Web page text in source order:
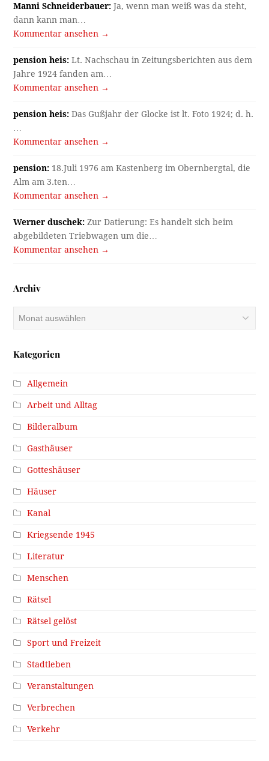
Manni Schneiderbauer: Ja, wenn man weiß was da steht,
dann kann man…
Kommentar ansehen →
pension heis: Lt. Nachschau in Zeitungsberichten aus dem
Jahre 1924 fanden am…
Kommentar ansehen →
pension heis: Das Gußjahr der Glocke ist lt. Foto 1924; d. h.
Kommentar ansehen →
pension: 18.Juli 1976 am Kastenberg im Obernbergtal, die
Alm am 3.ten…
Kommentar ansehen →
Werner duschek: Zur Datierung: Es handelt sich beim
abgebildeten Triebwagen um die…
Kommentar ansehen →
Archiv
Kategorien
Allgemein
Arbeit und Alltag
Bilderalbum
Gasthäuser
Gotteshäuser
Häuser
Kanal
Kriegsende 1945
Literatur
Menschen
Rätsel
Rätsel gelöst
Sport und Freizeit
Stadtleben
Veranstaltungen
Verbrechen
Verkehr